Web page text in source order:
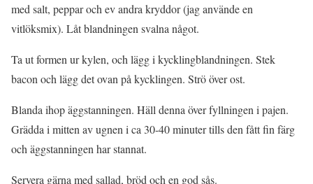
med salt, peppar och ev andra kryddor (jag använde en
vitlöksmix). Låt blandningen svalna något.
Ta ut formen ur kylen, och lägg i kycklingblandningen. Stek
bacon och lägg det ovan på kycklingen. Strö över ost.
Blanda ihop äggstanningen. Häll denna över fyllningen i pajen.
Grädda i mitten av ugnen i ca 30-40 minuter tills den fått fin färg
och äggstanningen har stannat.
Servera gärna med sallad, bröd och en god sås.